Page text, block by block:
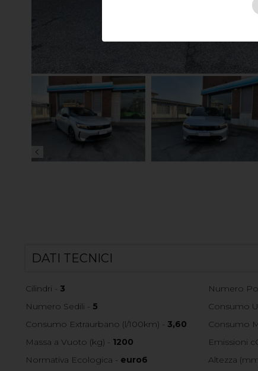
DATI TECNICI
Cilindri - 3 Numero
Numero Sedili - 5 Consumo
Consumo Extraurbano (l/100km) - 3,60 Consumo
Massa a Vuoto (kg) - 1200 Emissioni
Normativa Ecologica - euro6 Altezza